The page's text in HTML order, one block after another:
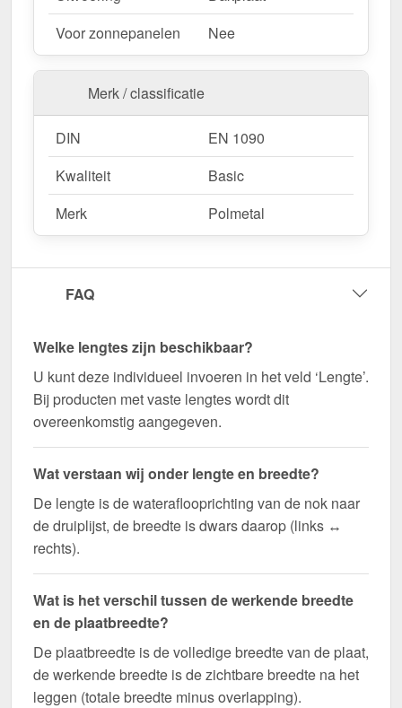
Voor zonnepanelen
Nee
Merk / classificatie
DIN
EN 1090
Kwaliteit
Basic
Merk
Polmetal
FAQ
Welke lengtes zijn beschikbaar?
U kunt deze individueel invoeren in het veld ‘Lengte’.
Bij producten met vaste lengtes wordt dit
overeenkomstig aangegeven.
Wat verstaan wij onder lengte en breedte?
De lengte is de wateraflooprichting van de nok naar
de druiplijst, de breedte is dwars daarop (links ↔
rechts).
Wat is het verschil tussen de werkende breedte
en de plaatbreedte?
De plaatbreedte is de volledige breedte van de plaat,
de werkende breedte is de zichtbare breedte na het
leggen (totale breedte minus overlapping).